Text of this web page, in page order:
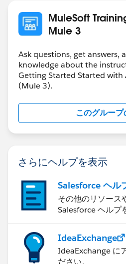
MuleSoft
Mule 3
Ask questions, get answers,
knowledge about the
Getting Started Started
(Mule 3).
このグループ
さらにヘルプを表示
Salesforce ヘル
その他のリソース
Salesforce ヘルプ
IdeaExchange
IdeaExchange に
ださい。